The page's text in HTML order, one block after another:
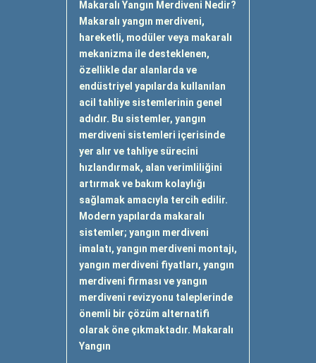
Makaralı Yangın Merdiveni Nedir?
Makaralı yangın merdiveni,
hareketli, modüler veya makaralı
mekanizma ile desteklenen,
özellikle dar alanlarda ve
endüstriyel yapılarda kullanılan
acil tahliye sistemlerinin genel
adıdır. Bu sistemler, yangın
merdiveni sistemleri içerisinde
yer alır ve tahliye sürecini
hızlandırmak, alan verimliliğini
artırmak ve bakım kolaylığı
sağlamak amacıyla tercih edilir.
Modern yapılarda makaralı
sistemler; yangın merdiveni
imalatı, yangın merdiveni montajı,
yangın merdiveni fiyatları, yangın
merdiveni firması ve yangın
merdiveni revizyonu taleplerinde
önemli bir çözüm alternatifi
olarak öne çıkmaktadır. Makaralı
Yangın